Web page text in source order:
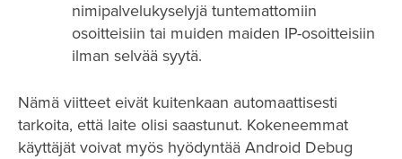
nimipalvelukyselyjä tuntemattomiin
osoitteisiin tai muiden maiden IP-osoitteisiin
ilman selvää syytä.
Nämä viitteet eivät kuitenkaan automaattisesti
tarkoita, että laite olisi saastunut. Kokeneemmat
käyttäjät voivat myös hyödyntää Android Debug